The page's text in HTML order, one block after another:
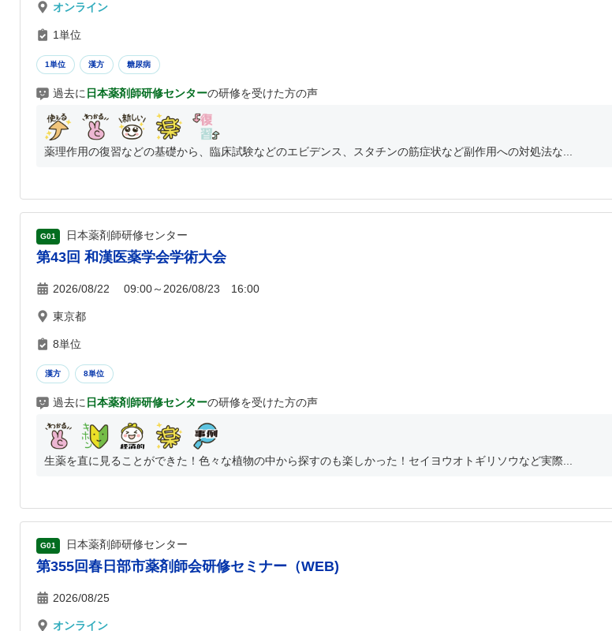
オンライン
1単位
1単位 漢方 糖尿病
過去に 日本薬剤師研修センターの研修を受けた方の声
薬理作用の復習などの基礎から、臨床試験などのエビデンス、スタチンの筋症状など副作用への対処法な...
G01 日本薬剤師研修センター
第43回 和漢医薬学会学術大会
2026/08/22 09:00～2026/08/23 16:00
東京都
8単位
漢方 8単位
過去に 日本薬剤師研修センターの研修を受けた方の声
生薬を直に見ることができた！色々な植物の中から探すのも楽しかった！セイヨウオトギリソウなど実際...
G01 日本薬剤師研修センター
第355回春日部市薬剤師会研修セミナー（WEB)
2026/08/25
オンライン